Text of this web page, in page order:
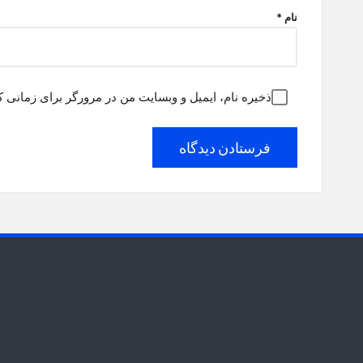
نام *
ذخیره نام، ایمیل و وبسایت من در مرورگر برای